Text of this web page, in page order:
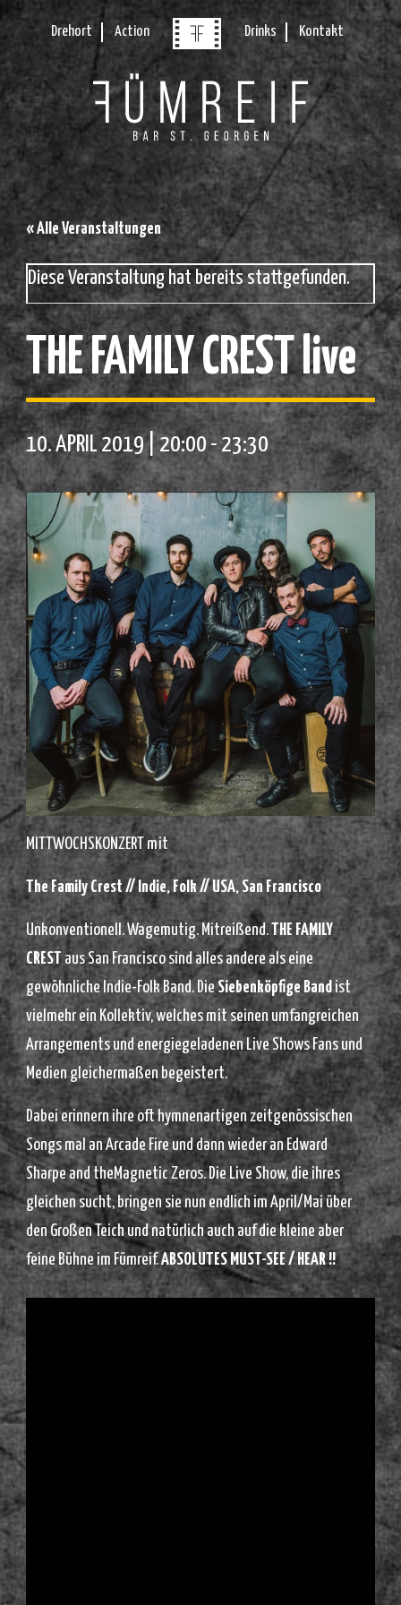
Drehort Action Drinks Kontakt
« Alle Veranstaltungen
Diese Veranstaltung hat bereits stattgefunden.
THE FAMILY CREST live
10. APRIL 2019 | 20:00 -23:30
MITTWOCHSKONZERT mit
The Family Crest // Indie, Folk // USA, San Francisco
Unkonventionell. Wagemutig. Mitreißend.THE FAMILY
CREST aus San Francisco sind alles andere als eine
gewöhnliche Indie-Folk Band. DieSiebenköpfige Bandist
vielmehr ein Kollektiv, welches mit seinen umfangreichen
Arrangements und energiegeladenen Live Shows Fans und
Medien gleichermaßen begeistert.
Dabei erinnern ihre oft hymnenartigen zeitgenössischen
Songs mal an Arcade Fire und dann wieder an Edward
Sharpe and theMagnetic Zeros. Die Live Show, die ihres
gleichen sucht, bringen sie nun endlich im April/Mai über
den Großen Teich und natürlich auch auf die kleine aber
feine Bühne im Fümreif.ABSOLUTES MUST-SEE / HEAR !!